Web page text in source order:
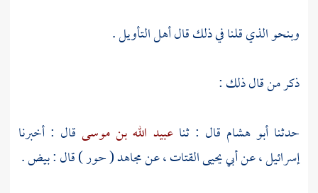
وبنحو الذي قلنا في ذلك قال أهل التأويل .
ذكر من قال ذلك :
حدثناأبو هشام قال : ثناعبيد الله بن موسى قال : أخبرنا
إسرائيل، عنأبي يحيى القتات، عنمجاهد( حور ) قال : بيض .